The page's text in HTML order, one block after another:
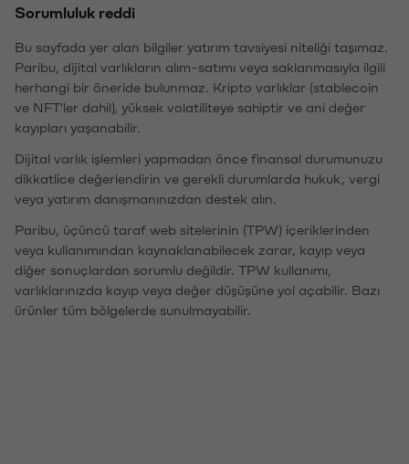
Sorumluluk reddi
Bu sayfada yer alan bilgiler yatırım tavsiyesi niteliği taşımaz.
Paribu, dijital varlıkların alım-satımı veya saklanmasıyla ilgili
herhangi bir öneride bulunmaz. Kripto varlıklar (stablecoin
ve NFT'ler dahil), yüksek volatiliteye sahiptir ve ani değer
kayıpları yaşanabilir.
Dijital varlık işlemleri yapmadan önce finansal durumunuzu
dikkatlice değerlendirin ve gerekli durumlarda hukuk, vergi
veya yatırım danışmanınızdan destek alın.
Paribu, üçüncü taraf web sitelerinin (TPW) içeriklerinden
veya kullanımından kaynaklanabilecek zarar, kayıp veya
diğer sonuçlardan sorumlu değildir. TPW kullanımı,
varlıklarınızda kayıp veya değer düşüşüne yol açabilir. Bazı
ürünler tüm bölgelerde sunulmayabilir.